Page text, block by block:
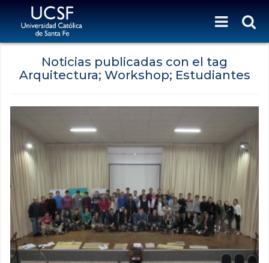
Noticias publicadas con el tag
Arquitectura; Workshop; Estudiantes